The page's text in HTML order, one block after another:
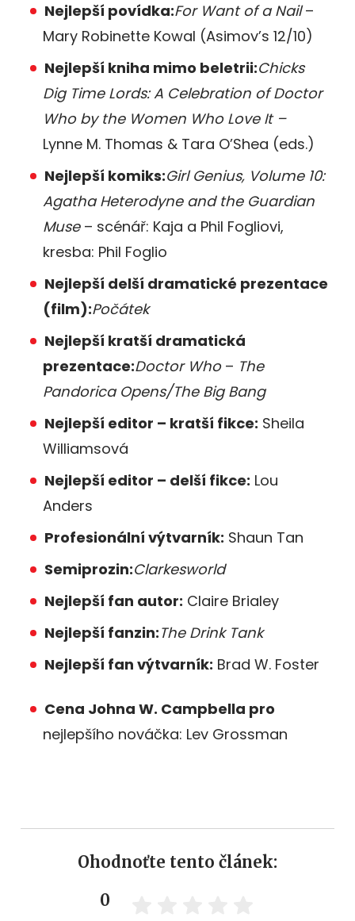
Nejlepší povídka:For Want of a Nail–
Mary Robinette Kowal (Asimov’s 12/10)
Nejlepší kniha mimo beletrii:Chicks
Dig Time Lords: A Celebration of Doctor
Who by the Women Who Love It –
Lynne M. Thomas & Tara O’Shea (eds.)
Nejlepší komiks:Girl Genius, Volume 10:
Agatha Heterodyne and the Guardian
Muse– scénář: Kaja a Phil Fogliovi,
kresba: Phil Foglio
Nejlepší delší dramatické prezentace
(film):Počátek
Nejlepší kratší dramatická
prezentace:Doctor Who– The
Pandorica Opens/The Big Bang
Nejlepší editor – kratší fikce: Sheila
Williamsová
Nejlepší editor – delší fikce: Lou
Anders
Profesionální výtvarník: Shaun Tan
Semiprozin:Clarkesworld
Nejlepší fan autor: Claire Brialey
Nejlepší fanzin:The Drink Tank
Nejlepší fan výtvarník: Brad W. Foster
Cena Johna W. Campbella pro
nejlepšího nováčka: Lev Grossman
Ohodnoťte tento článek:
0